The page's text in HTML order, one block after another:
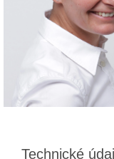
Technické